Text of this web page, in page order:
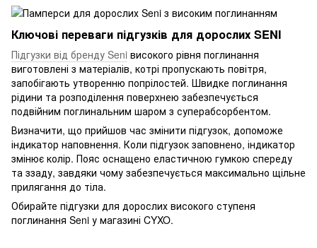
Ключові переваги підгузків для дорослих SENI
Підгузки від бренду Seni високого рівня поглинання
виготовлені з матеріалів, котрі пропускають повітря,
запобігають утворенню попрілостей. Швидке поглинання
рідини та розподілення поверхнею забезпечується
подвійним поглинальним шаром з суперабсорбентом.
Визначити, що прийшов час змінити підгузок, допоможе
індикатор наповнення. Коли підгузок заповнено, індикатор
змінює колір. Пояс оснащено еластичною гумкою спереду
та ззаду, завдяки чому забезпечується максимально щільне
прилягання до тіла.
Обирайте підгузки для дорослих високого ступеня
поглинання Seni у магазині CYXO.